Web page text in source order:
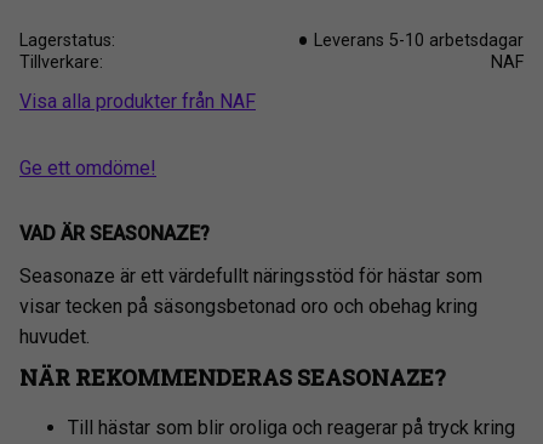
Lagerstatus
Leverans 5-10 arbetsdagar
Tillverkare
NAF
Visa alla produkter från NAF
Ge ett omdöme!
VAD ÄR SEASONAZE?
Seasonaze är ett värdefullt näringsstöd för hästar som
visar tecken på säsongsbetonad oro och obehag kring
huvudet.
NÄR REKOMMENDERAS SEASONAZE?
Till hästar som blir oroliga och reagerar på tryck kring